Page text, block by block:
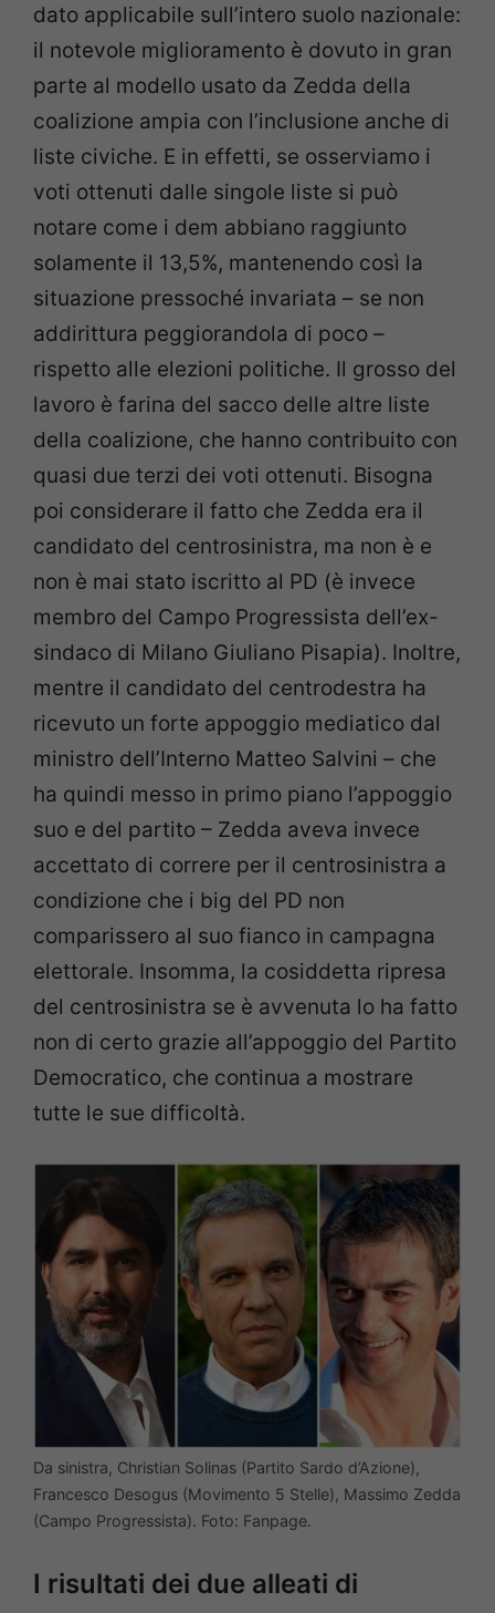
dato applicabile sull’intero suolo nazionale:
il notevole miglioramento è dovuto in gran
parte al modello usato da Zedda della
coalizione ampia con l’inclusione anche di
liste civiche. E in effetti, se osserviamo i
voti ottenuti dalle singole liste si può
notare come i dem abbiano raggiunto
solamente il 13,5%, mantenendo così la
situazione pressoché invariata – se non
addirittura peggiorandola di poco –
rispetto alle elezioni politiche. Il grosso del
lavoro è farina del sacco delle altre liste
della coalizione, che hanno contribuito con
quasi due terzi dei voti ottenuti. Bisogna
poi considerare il fatto che Zedda era il
candidato del centrosinistra, ma non è e
non è mai stato iscritto al PD (è invece
membro del Campo Progressista dell’ex-
sindaco di Milano Giuliano Pisapia). Inoltre,
mentre il candidato del centrodestra ha
ricevuto un forte appoggio mediatico dal
ministro dell’Interno Matteo Salvini – che
ha quindi messo in primo piano l’appoggio
suo e del partito – Zedda aveva invece
accettato di correre per il centrosinistra a
condizione che i big del PD non
comparissero al suo fianco in campagna
elettorale. Insomma, la cosiddetta ripresa
del centrosinistra se è avvenuta lo ha fatto
non di certo grazie all’appoggio del Partito
Democratico, che continua a mostrare
tutte le sue difficoltà.
Da sinistra, Christian Solinas (Partito Sardo d’Azione),
Francesco Desogus (Movimento 5 Stelle), Massimo Zedda
(Campo Progressista). Foto: Fanpage.
I risultati dei due alleati di